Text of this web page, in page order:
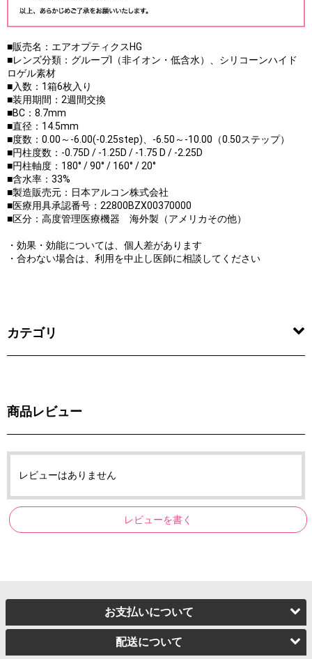
■販売名：エアオプティクスHG
■レンズ分類：グループI（非イオン・低含水）、シリコーンハイド
ロゲル素材
■入数：1箱6枚入り
■装用期間：2週間交換
■BC：8.7mm
■直径：14.5mm
■度数：0.00～-6.00(-0.25step)、-6.50～-10.00（0.50ステップ）
■円柱度数：-0.75D / -1.25D / -1.75 D / -2.25D
■円柱軸度：180° / 90° / 160° / 20°
■含水率：33%
■製造販売元：日本アルコン株式会社
■医療用具承認番号：22800BZX00370000
■区分：高度管理医療機器 海外製（アメリカその他）
・効果・効能については、個人差があります
・合わない場合は、利用を中止し医師に相談してください
カテゴリ
商品レビュー
レビューはありません
レビューを書く
お支払いについて
配送について